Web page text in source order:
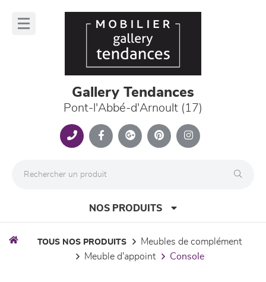
Gallery Tendances
Pont-l'Abbé-d'Arnoult (17)
NOS PRODUITS
TOUS NOS PRODUITS
meubles de complément
meuble d'appoint
console